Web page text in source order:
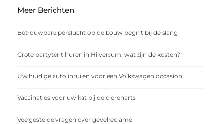
Meer Berichten
Betrouwbare perslucht op de bouw begint bij de slang
Grote partytent huren in Hilversum: wat zijn de kosten?
Uw huidige auto inruilen voor een Volkswagen occasion
Vaccinaties voor uw kat bij de dierenarts
Veelgestelde vragen over gevelreclame